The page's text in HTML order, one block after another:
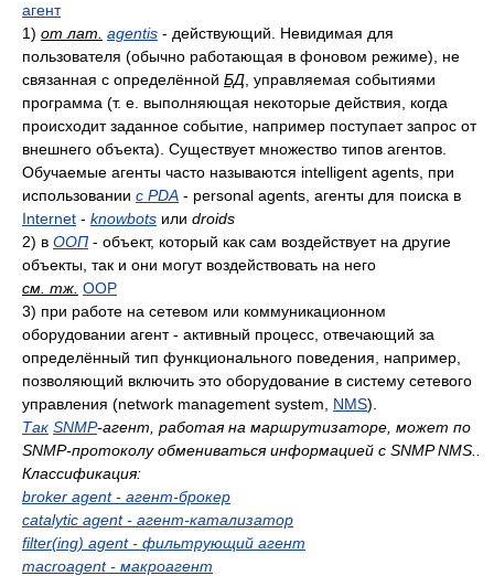
агент
1) от лат. agentis - действующий. Невидимая для
пользователя (обычно работающая в фоновом режиме), не
связанная с определённой БД , управляемая событиями
программа (т. е. выполняющая некоторые действия, когда
происходит заданное событие, например поступает запрос от
внешнего объекта). Существует множество типов агентов.
Обучаемые агенты часто называются intelligent agents, при
использовании c PDA - personal agents, агенты для поиска в
Internet - knowbots или droids
2) в ООП - объект, который как сам воздействует на другие
объекты, так и они могут воздействовать на него
см. тж. OOP
3) при работе на сетевом или коммуникационном
оборудовании агент - активный процесс, отвечающий за
определённый тип функционального поведения, например,
позволяющий включить это оборудование в систему сетевого
управления (network management system, NMS).
Так SNMP-агент, работая на маршрутизаторе, может по
SNMP-протоколу обмениваться информацией c SNMP NMS..
Классификация:
broker agent - агент-брокер
catalytic agent - агент-катализатор
filter(ing) agent - фильтрующий агент
macroagent - макроагент